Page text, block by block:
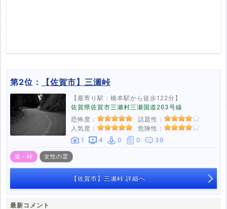
第2位： 【佐賀市】三瀬峠
【最寄り駅：橋本駅から徒歩122分】
佐賀県佐賀市三瀬村三瀬国道263号線
恐怖度：
話題性：
人気度：
危険性：
1
4 0 0 39
道・峠 女性の霊
【佐賀市】三瀬峠 詳細へ
最新コメント